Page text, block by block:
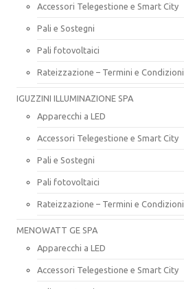
Accessori Telegestione e Smart City
Pali e Sostegni
Pali fotovoltaici
Rateizzazione – Termini e Condizioni
IGUZZINI ILLUMINAZIONE SPA
Apparecchi a LED
Accessori Telegestione e Smart City
Pali e Sostegni
Pali fotovoltaici
Rateizzazione – Termini e Condizioni
MENOWATT GE SPA
Apparecchi a LED
Accessori Telegestione e Smart City